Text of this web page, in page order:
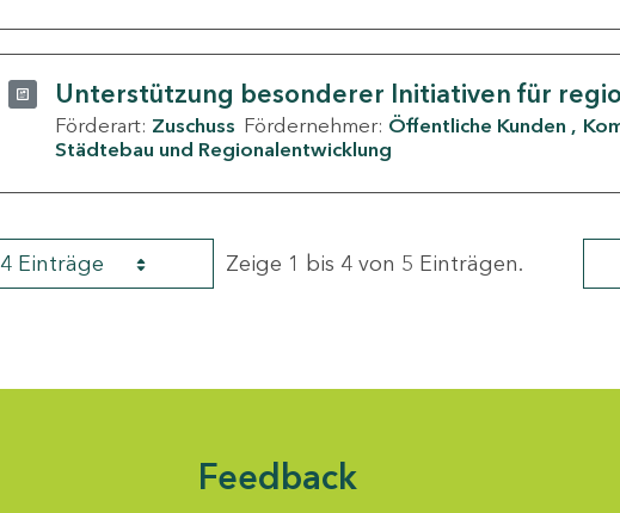
Unterstützung besonderer Initiativen für
Förderart: Zuschuss Fördernehmer: Öffentliche Kunden
Städtebau und Regionalentwicklung
4 Einträge Zeige 1 bis 4 von 5 Einträgen.
Feedback